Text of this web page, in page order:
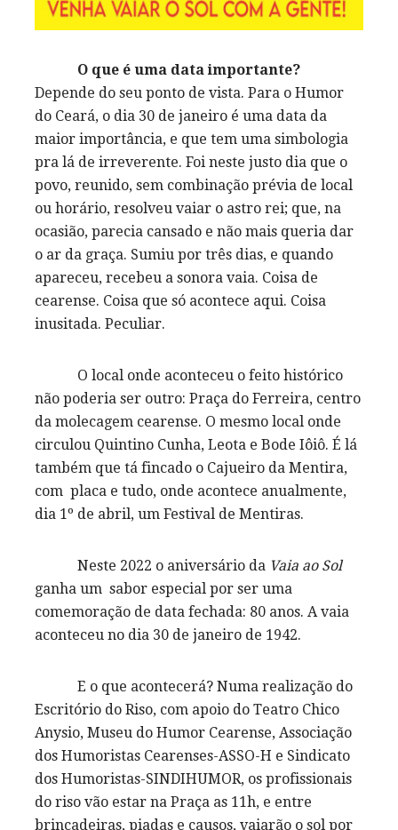
O que é uma data importante?
Depende do seu ponto de vista. Para o Humor
do Ceará, o dia 30 de janeiro é uma data da
maior importância, e que tem uma simbologia
pra lá de irreverente. Foi neste justo dia que o
povo, reunido, sem combinação prévia de local
ou horário, resolveu vaiar o astro rei; que, na
ocasião, parecia cansado e não mais queria dar
o ar da graça. Sumiu por três dias, e quando
apareceu, recebeu a sonora vaia. Coisa de
cearense. Coisa que só acontece aqui. Coisa
inusitada. Peculiar.
O local onde aconteceu o feito histórico
não poderia ser outro: Praça do Ferreira, centro
da molecagem cearense. O mesmo local onde
circulou Quintino Cunha, Leota e Bode Iôiô. É lá
também que tá fincado o Cajueiro da Mentira,
com placa e tudo, onde acontece anualmente,
dia 1º de abril, um Festival de Mentiras.
Neste 2022 o aniversário da Vaia ao Sol
ganha um sabor especial por ser uma
comemoração de data fechada: 80 anos. A vaia
aconteceu no dia 30 de janeiro de 1942.
E o que acontecerá? Numa realização do
Escritório do Riso, com apoio do Teatro Chico
Anysio, Museu do Humor Cearense, Associação
dos Humoristas Cearenses-ASSO-H e Sindicato
dos Humoristas-SINDIHUMOR, os profissionais
do riso vão estar na Praça as 11h, e entre
brincadeiras, piadas e causos, vaiarão o sol por